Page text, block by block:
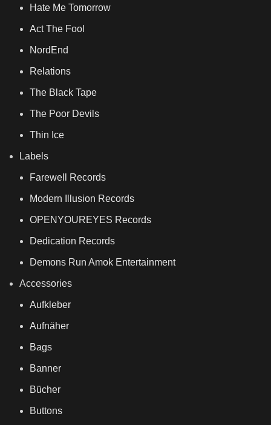
Hate Me Tomorrow
Act The Fool
NordEnd
Relations
The Black Tape
The Poor Devils
Thin Ice
Labels
Farewell Records
Modern Illusion Records
OPENYOUREYES Records
Dedication Records
Demons Run Amok Entertainment
Accessories
Aufkleber
Aufnäher
Bags
Banner
Bücher
Buttons